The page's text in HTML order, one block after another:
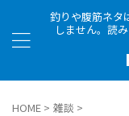
釣りや腹筋ネタ
しません。読
HOME > 雑談 >